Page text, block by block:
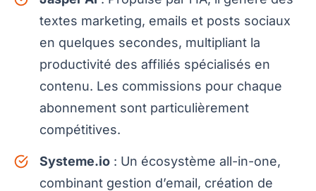
textes marketing, emails et posts sociaux
en quelques secondes, multipliant la
productivité des affiliés spécialisés en
contenu. Les commissions pour chaque
abonnement sont particulièrement
compétitives.
Systeme.io : Un écosystème all-in-one,
combinant gestion d’email, création de